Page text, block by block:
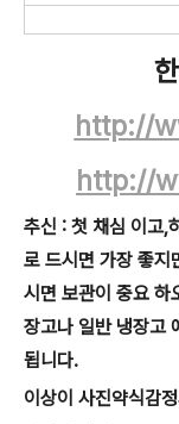
http://
http://
추신 : 첫 채심 이고,
로 드시면 가장 좋지
시면 보관이 중요 하
장고나 일반 냉장고
됩니다.
이상이 사진약식감